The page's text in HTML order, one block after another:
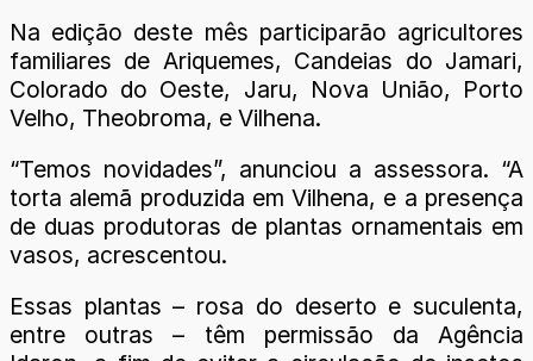
Na edição deste mês participarão agricultores
familiares de Ariquemes, Candeias do Jamari,
Colorado do Oeste, Jaru, Nova União, Porto
Velho, Theobroma, e Vilhena.
“Temos novidades”, anunciou a assessora. “A
torta alemã produzida em Vilhena, e a presença
de duas produtoras de plantas ornamentais em
vasos, acrescentou.
Essas plantas – rosa do deserto e suculenta,
entre outras – têm permissão da Agência